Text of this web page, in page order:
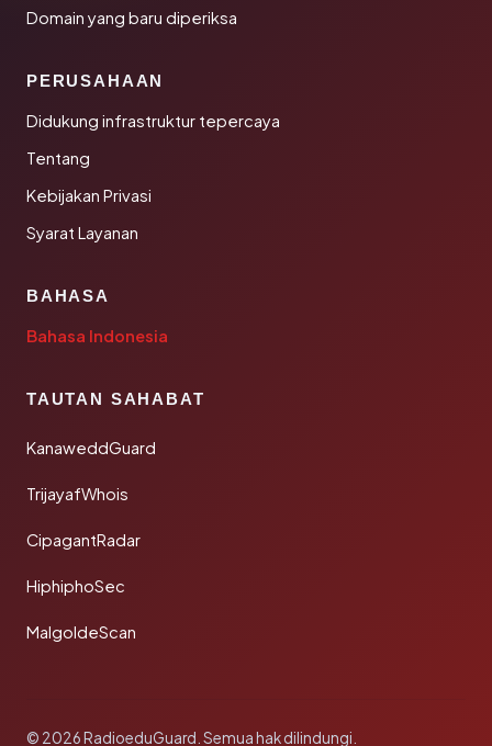
Domain yang baru diperiksa
PERUSAHAAN
Didukung infrastruktur tepercaya
Tentang
Kebijakan Privasi
Syarat Layanan
BAHASA
Bahasa Indonesia
TAUTAN SAHABAT
KanaweddGuard
TrijayafWhois
CipagantRadar
HiphiphoSec
MalgoldeScan
© 2026 RadioeduGuard. Semua hak dilindungi.